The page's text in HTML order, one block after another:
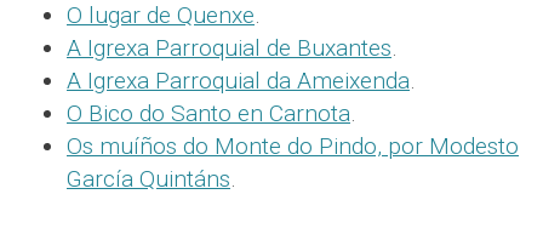
O lugar de Quenxe.
A Igrexa Parroquial de Buxantes.
A Igrexa Parroquial da Ameixenda.
O Bico do Santo en Carnota.
Os muíños do Monte do Pindo, por Modesto
García Quintáns.